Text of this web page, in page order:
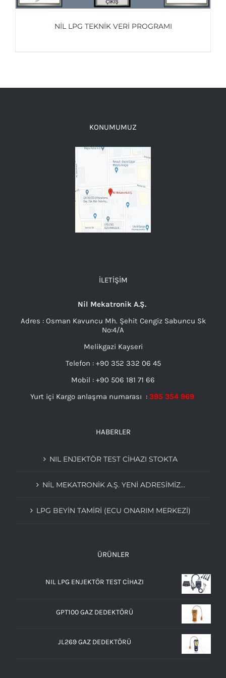
NİL LPG TEKNİK VERİ PROGRAMI
KONUMUMUZ
İLETIŞIM
Nil Mekatronik A.Ş.
Adres : Osman Kavuncu Mh. Şehit Cengiz Sabuncu Sk
No:4/A
Melikgazi Kayseri
Telefon : +90 352 332 06 45
Mobil : +90 506 181 71 66
Yurt içi Kargo anlaşma numarası : 395 354 969
HABERLER
NIL ENJEKTÖR TEST CİHAZI STOKTA
NIL MEKATRONIK A.Ş. YENI ADRESIMIZ…
LPG BEYIN TAMIRI (ECU ONARIM MERKEZI)
ÜRÜNLER
NIL LPG ENJEKTÖR TEST CİHAZI
GPT100 GAZ DEDEKTÖRÜ
JL269 GAZ DEDEKTÖRÜ